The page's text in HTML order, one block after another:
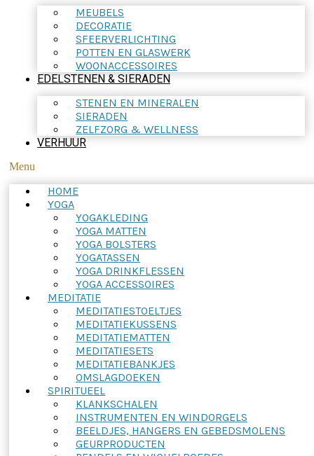
MEUBELS
DECORATIE
SFEERVERLICHTING
POTTEN EN GLASWERK
WOONACCESSOIRES
EDELSTENEN & SIERADEN
STENEN EN MINERALEN
SIERADEN
ZELFZORG & WELLNESS
VERHUUR
Menu
HOME
YOGA
YOGAKLEDING
YOGA MATTEN
YOGA BOLSTERS
YOGATASSEN
YOGA DRINKFLESSEN
YOGA ACCESSOIRES
MEDITATIE
MEDITATIESTOELTJES
MEDITATIEKUSSENS
MEDITATIEMATTEN
MEDITATIESETS
MEDITATIEBANKJES
OMSLAGDOEKEN
SPIRITUEEL
KLANKSCHALEN
INSTRUMENTEN EN WINDORGELS
BEELDJES, HANGERS EN GEBEDSMOLENS
GEURPRODUCTEN